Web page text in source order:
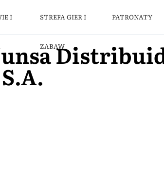
I STREFA GIER I
ZABAW
PATRONATY
S.A.